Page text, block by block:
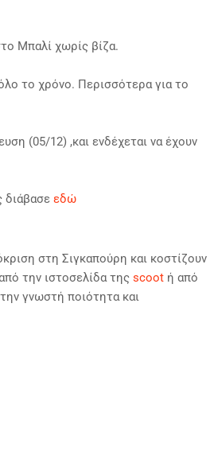
Μπαλί χωρίς βίζα.
το χρόνο. Περισσότερα για το
(05/12) ,και ενδέχεται να έχουν
διάβασε εδώ
στη Σιγκαπούρη και κοστίζουν
την ιστοσελίδα της scoot ή από
γνωστή ποιότητα και